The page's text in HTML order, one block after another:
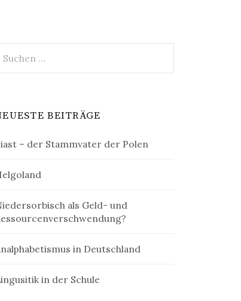
nach:
BEITRÄGE
– der Stammvater der Polen
als Geld- und
in Deutschland
in der Schule